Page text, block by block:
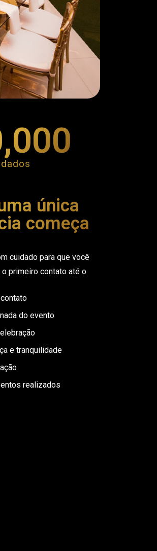
única
começa
cuidado para que você
primeiro contato até o
do evento
e tranquilidade
realizados